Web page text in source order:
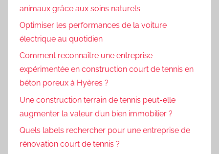
animaux grâce aux soins naturels
Optimiser les performances de la voiture
électrique au quotidien
Comment reconnaître une entreprise
expérimentée en construction court de tennis en
béton poreux à Hyères ?
Une construction terrain de tennis peut-elle
augmenter la valeur d’un bien immobilier ?
Quels labels rechercher pour une entreprise de
rénovation court de tennis ?